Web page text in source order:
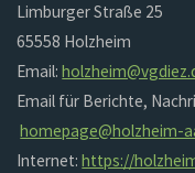
Limburger Straße 25
65558 Holzheim
Email:
Email für Berichte,
homepage@holzheim-
Internet:https://